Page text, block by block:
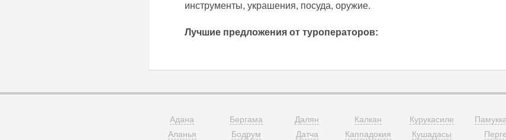
инструменты, украшения, посуда, оружие.
Лучшие предложения от туроператоров:
Адана
Аланья
Бергама
Бодрум
Далян
Датча
Калкан
Каппадокия
Курукасиле
Кушадасы
Перге